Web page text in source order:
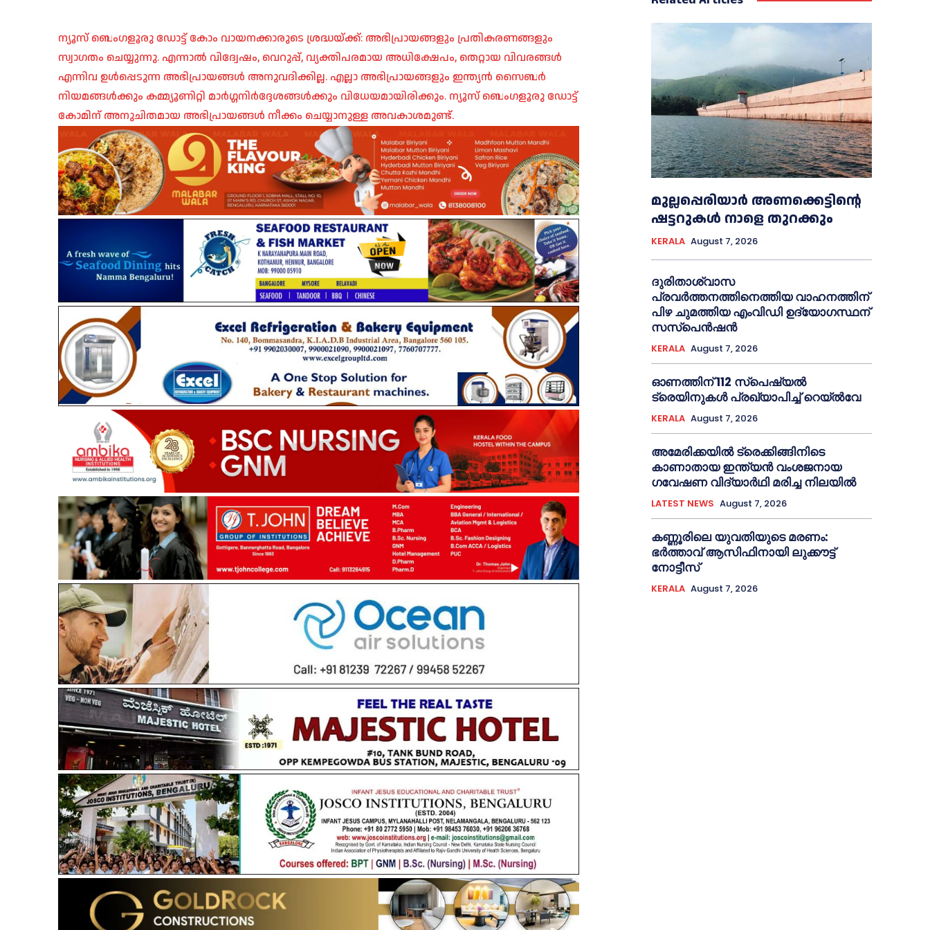
ന്യൂസ് ബെംഗളൂരു ഡോട്ട് കോം വായനക്കാരുടെ ശ്രദ്ധയ്ക്ക്: അഭിപ്രായങ്ങളും പ്രതികരണങ്ങളും
സ്വാഗതം ചെയ്യുന്നു. എന്നാൽ വിദ്വേഷം, വെറുപ്പ്, വ്യക്തിപരമായ അധിക്ഷേപം, തെറ്റായ വിവരങ്ങൾ
എന്നിവ ഉൾപ്പെടുന്ന അഭിപ്രായങ്ങൾ അനുവദിക്കില്ല. എല്ലാ അഭിപ്രായങ്ങളും ഇന്ത്യൻ സൈബർ
നിയമങ്ങൾക്കും കമ്മ്യൂണിറ്റി മാർഗ്ഗനിർദ്ദേശങ്ങൾക്കും വിധേയമായിരിക്കും. ന്യൂസ് ബെംഗളൂരു ഡോട്ട്
കോമിന് അനുചിതമായ അഭിപ്രായങ്ങൾ നീക്കം ചെയ്യാനുള്ള അവകാശമുണ്ട്.
മുല്ലപ്പെരിയാര്‍ അണക്കെട്ടിന്റെ
ഷട്ടറുകള്‍ നാളെ തുറക്കും
KERALA August 7, 2026
ദുരിതാശ്വാസ
പ്രവര്‍ത്തനത്തിനെത്തിയ വാഹനത്തിന്
പിഴ ചുമത്തിയ എംവിഡി ഉദ്യോഗസ്ഥന്
സസ്പെൻഷൻ
KERALA August 7, 2026
ഓണത്തിന് 112 സ്പെഷ്യല്‍
ട്രെയിനുകള്‍ പ്രഖ്യാപിച്ച്‌ റെയ്ല്‍വേ
KERALA August 7, 2026
അമേരിക്കയില്‍ ട്രെക്കിങ്ങിനിടെ
കാണാതായ ഇന്ത്യൻ വംശജനായ
ഗവേഷണ വിദ്യാര്‍ഥി മരിച്ച നിലയില്‍
LATEST NEWS August 7, 2026
കണ്ണൂരിലെ യുവതിയുടെ മരണം:
ഭര്‍ത്താവ് ആസിഫിനായി ലുക്കൗട്ട്
നോട്ടീസ്
KERALA August 7, 2026